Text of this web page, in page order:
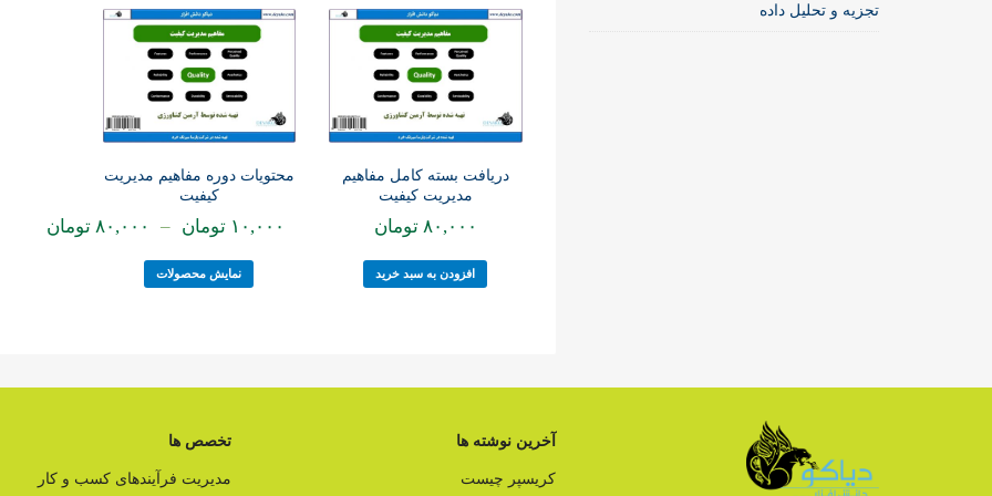
تجزیه و تحلیل داده
دریافت بسته کامل مفاهیم
مدیریت کیفیت
۸۰,۰۰۰ تومان
افزودن به سبد خرید
محتویات دوره مفاهیم مدیریت
کیفیت
۱۰,۰۰۰ تومان – ۸۰,۰۰۰ تومان
نمایش محصولات
آخرین نوشته ها
کریسپر چیست
تخصص ها
مدیریت فرآیندهای کسب و کار